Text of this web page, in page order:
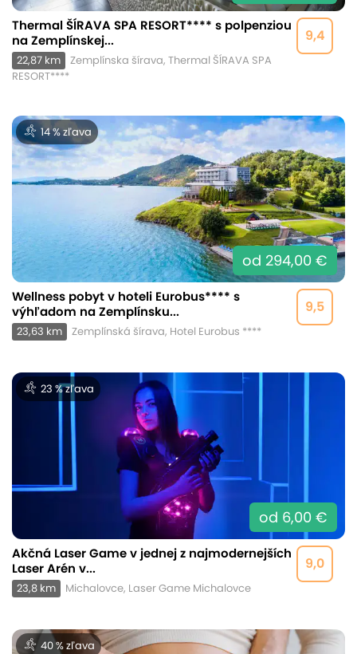
9,4
Thermal ŠÍRAVA SPA RESORT**** s polpenziou
na Zemplínskej...
22,87 km
Zemplínska šírava, Thermal ŠÍRAVA SPA
RESORT****
14 % zľava
od 294,00 €
9,5
Wellness pobyt v hoteli Eurobus**** s
výhľadom na Zemplínsku...
23,63 km Zemplínská šírava, Hotel Eurobus ****
23 % zľava
od 6,00 €
9,0
Akčná Laser Game v jednej z najmodernejších
Laser Arén v...
23,8 km Michalovce, Laser Game Michalovce
40 % zľava